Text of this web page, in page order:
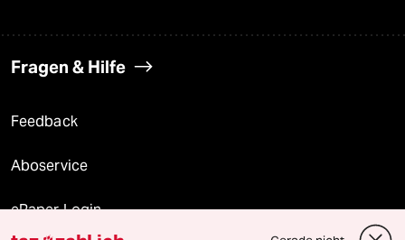
Fragen & Hilfe
Feedback
Aboservice
ePaper Login